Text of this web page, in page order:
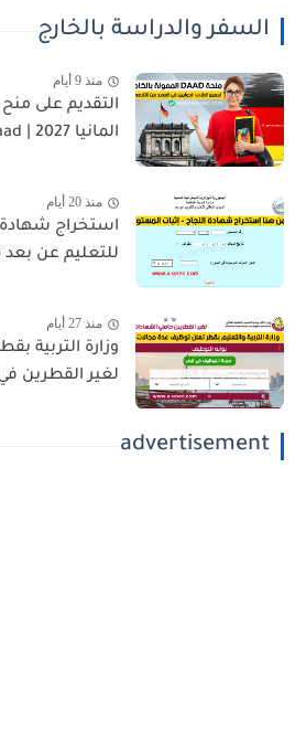
السفر والدراسة بالخارج
منذ 9 أيام
المانيا 2027 | daad...
منذ 20 أيام
استخراج شهادة
للتعليم عن بعد 2026 ONEFD
منذ 27 أيام
وزارة التربية
لغير القطرين في
advertisement